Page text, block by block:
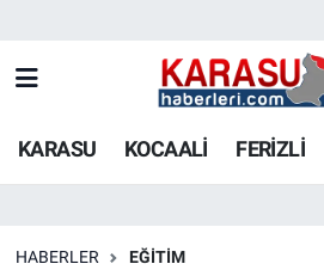
KARASU KOCAALİ FERİZLİ
HABERLER EĞİTİM